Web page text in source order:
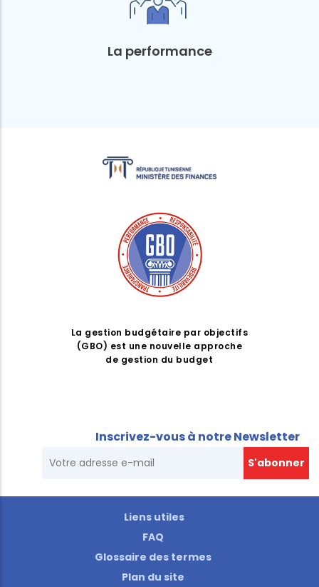
La performance
La gestion budgétaire par objectifs
(GBO) est une nouvelle approche
de gestion du budget
Inscrivez-vous à notre Newsletter
Liens utiles
FAQ
Glossaire des termes
Plan du site